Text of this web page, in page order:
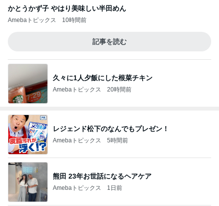
かとうかず子 やはり美味しい半田めん
Amebaトピックス 10時間前
記事を読む
久々に1人夕飯にした根菜チキン
Amebaトピックス 20時間前
レジェンド松下のなんでもプレゼン！
Amebaトピックス 5時間前
熊田 23年お世話になるヘアケア
Amebaトピックス 1日前